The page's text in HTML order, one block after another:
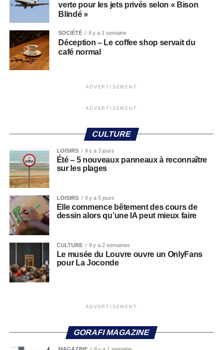
verte pour les jets privés selon « Bison
Blindé »
SOCIÉTÉ Il y a 1 semaine
Déception – Le coffee shop servait du
café normal
ADVERTISEMENT
ADVERTISEMENT
CULTURE
LOISIRS Il y a 3 jours
Été – 5 nouveaux panneaux à reconnaître
sur les plages
LOISIRS Il y a 5 jours
Elle commence bêtement des cours de
dessin alors qu’une IA peut mieux faire
CULTURE Il y a 2 semaines
Le musée du Louvre ouvre un OnlyFans
pour La Joconde
ADVERTISEMENT
GORAFI MAGAZINE